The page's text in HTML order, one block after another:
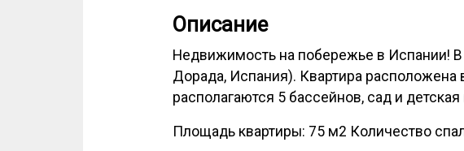
Описание
Недвижимость на побережье в Испании!
Дорада, Испания). Квартира
располагаются 5 бассейнов, сад и
Площадь квартиры: 75 м2 Количество